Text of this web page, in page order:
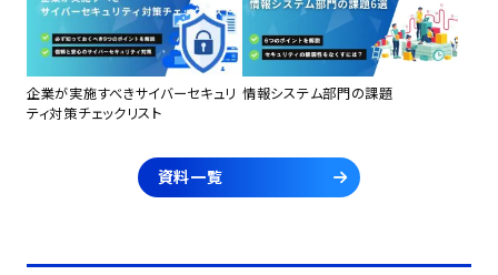
企業が実施すべきサイバーセキュリ
ティ対策チェックリスト
情報システム部門の課題
資料一覧